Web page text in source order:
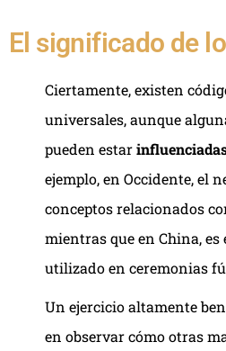
El significado de
Ciertamente, existen
universales, aunque
pueden estar
ejemplo, en Occidente, el
conceptos relacionados
mientras que en China,
utilizado en ceremonias
Un ejercicio altamente
en observar cómo otras